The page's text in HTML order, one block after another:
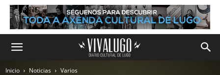
Inicio Noticias Varios